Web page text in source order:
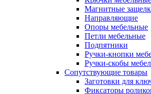
Магнитные
Направляющие
Опоры мебельные
Петли мебельные
Подпятники
Ручки-кнопки
Ручки-скобы
Сопутствующие товары
Заготовки для
Фиксаторы